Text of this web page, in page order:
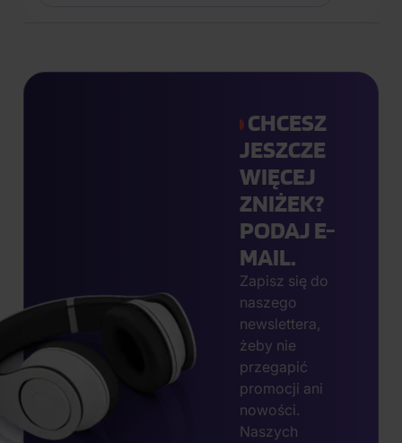
CHCESZ
JESZCZE
WIĘCEJ
ZNIŻEK?
PODAJ E-
MAIL.
Zapisz się do
naszego
newslettera,
żeby nie
przegapić
promocji ani
nowości.
Naszych